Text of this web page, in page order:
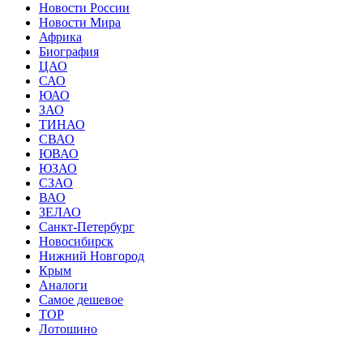
Новости России
Новости Мира
Африка
Биография
ЦАО
САО
ЮАО
ЗАО
ТИНАО
СВАО
ЮВАО
ЮЗАО
СЗАО
ВАО
ЗЕЛАО
Санкт-Петербург
Новосибирск
Нижний Новгород
Крым
Аналоги
Самое дешевое
TOP
Лотошино